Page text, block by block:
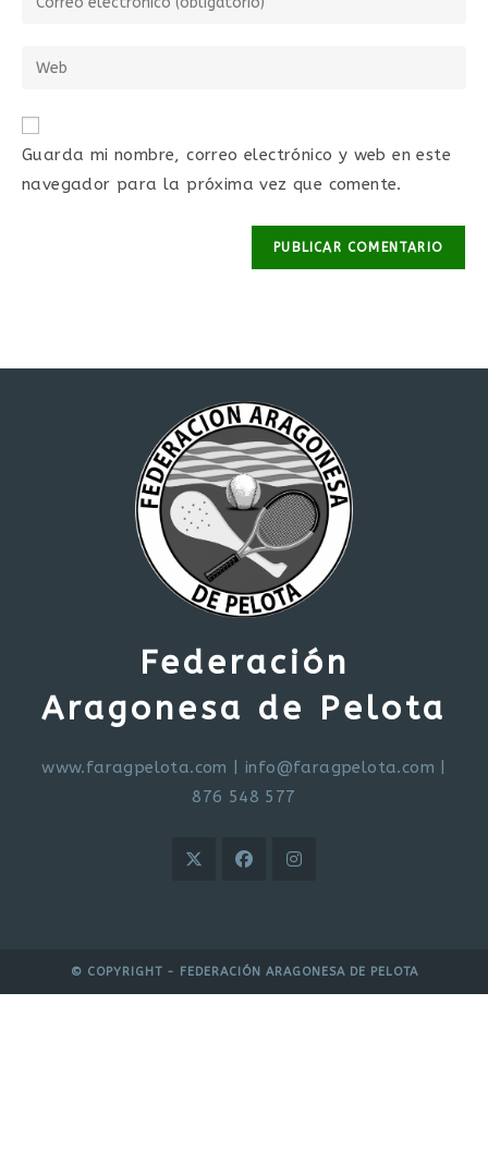
Guarda mi nombre, correo electrónico y web en este
navegador para la próxima vez que comente.
Federación
Aragonesa de Pelota
www.faragpelota.com info@faragpelota.com
876 548 577
© COPYRIGHT - FEDERACIÓN ARAGONESA DE PELOTA